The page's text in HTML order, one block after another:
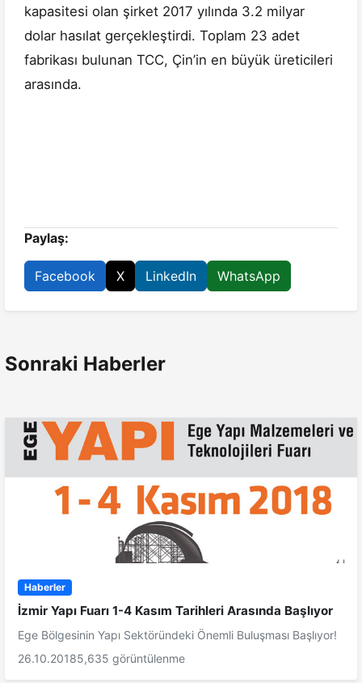
kapasitesi olan şirket 2017 yılında 3.2 milyar
dolar hasılat gerçekleştirdi. Toplam 23 adet
fabrikası bulunan TCC, Çin’in en büyük üreticileri
arasında.
Paylaş:
Facebook X LinkedIn WhatsApp
Sonraki Haberler
Haberler
İzmir Yapı Fuarı 1-4 Kasım Tarihleri Arasında Başlıyor
Ege Bölgesinin Yapı Sektöründeki Önemli Buluşması Başlıyor!
26.10.20185,635 görüntülenme